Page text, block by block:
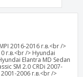
2016-2016 г.в.<br />
г.в.<br /> Hyundai
Elantra MD Sedan
SM 2.0 CRDi 2007-
2006 г.в.<br />